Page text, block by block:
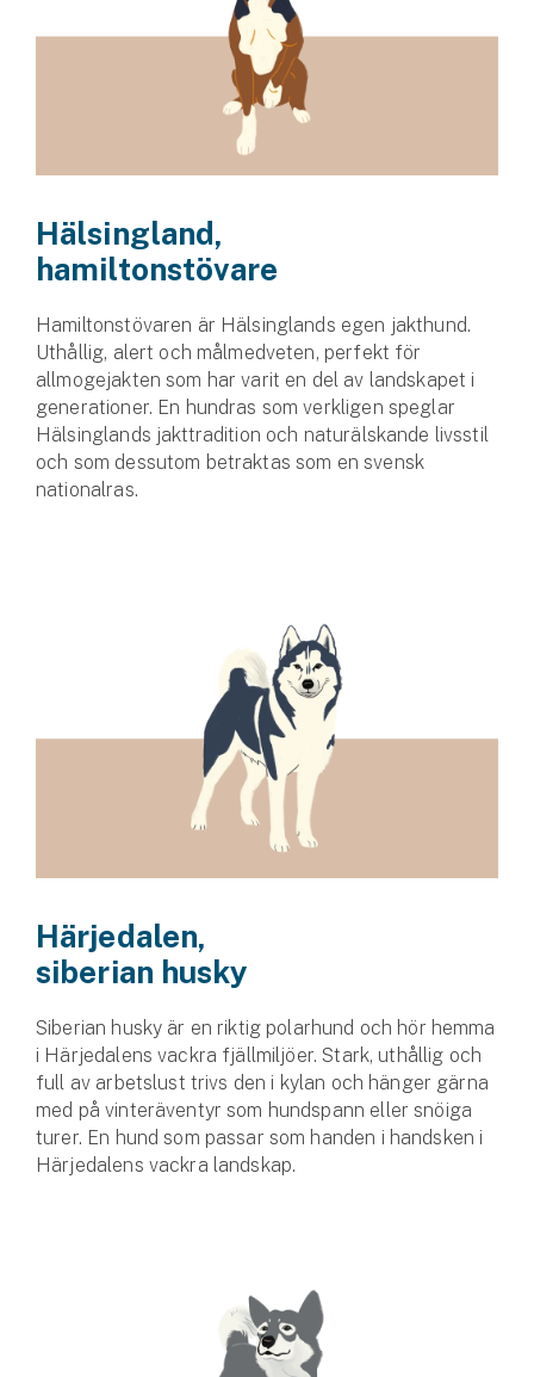
Hälsingland,
hamiltonstövare
Hamiltonstövaren är Hälsinglands egen jakthund.
Uthållig, alert och målmedveten, perfekt för
allmoge­jakten som har varit en del av landskapet i
genera­tioner. En hundras som verkligen speglar
Hälsinglands jakttradition och naturälskande livsstil
och som dessutom betraktas som en svensk
nationalras.
Härjedalen,
siberian husky
Siberian husky är en riktig polarhund och hör hemma
i Härjedalens vackra fjällmiljöer. Stark, uthållig och
full av arbetslust trivs den i kylan och hänger gärna
med på vinteräventyr som hundspann eller snöiga
turer. En hund som passar som handen i handsken i
Härjedalens vackra landskap.